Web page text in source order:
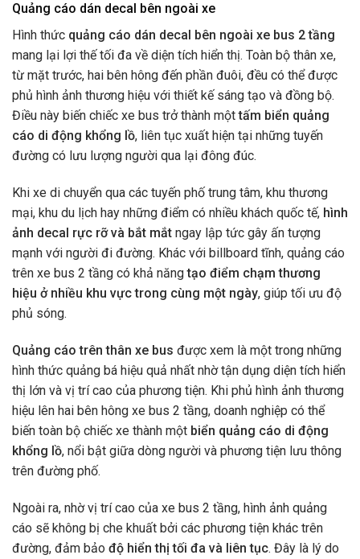
Quảng cáo dán decal bên ngoài xe
Hình thức quảng cáo dán decal bên ngoài xe bus 2 tầng
mang lại lợi thế tối đa về diện tích hiển thị. Toàn bộ thân xe,
từ mặt trước, hai bên hông đến phần đuôi, đều có thể được
phủ hình ảnh thương hiệu với thiết kế sáng tạo và đồng bộ.
Điều này biến chiếc xe bus trở thành mộttấm biển quảng
cáo di động khổng lồ, liên tục xuất hiện tại những tuyến
đường có lưu lượng người qua lại đông đúc.
Khi xe di chuyển qua các tuyến phố trung tâm, khu thương
mại, khu du lịch hay những điểm có nhiều khách quốc tế, hình
ảnh decal rực rỡ và bắt mắt ngay lập tức gây ấn tượng
mạnh với người đi đường. Khác với billboard tĩnh, quảng cáo
trên xe bus 2 tầng có khả năngtạo điểm chạm thương
hiệu ở nhiều khu vực trong cùng một ngày, giúp tối ưu độ
phủ sóng.
Quảng cáo trên thân xe bus được xem là một trong những
hình thức quảng bá hiệu quả nhất nhờ tận dụng diện tích hiển
thị lớn và vị trí cao của phương tiện. Khi phủ hình ảnh thương
hiệu lên hai bên hông xe bus 2 tầng, doanh nghiệp có thể
biến toàn bộ chiếc xe thành một biển quảng cáo di động
khổng lồ, nổi bật giữa dòng người và phương tiện lưu thông
trên đường phố.
Ngoài ra, nhờ vị trí cao của xe bus 2 tầng, hình ảnh quảng
cáo sẽ không bị che khuất bởi các phương tiện khác trên
đường, đảm bảo độ hiển thị tối đa và liên tục. Đây là lý do